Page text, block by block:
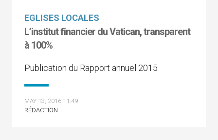
EGLISES LOCALES
L’institut financier du Vatican, transparent
à 100%
Publication du Rapport annuel 2015
MAY 13, 2016 11:49
RÉDACTION